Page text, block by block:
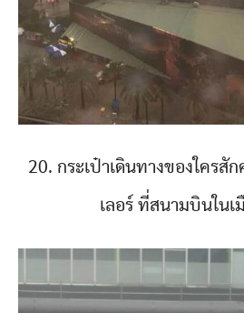
20. กระเป๋าเดินทางของใครสั
เลอร์ ที่สนามบินในเ